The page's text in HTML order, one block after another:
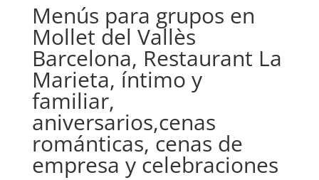
Menús para grupos en
Mollet del Vallès
Barcelona, Restaurant La
Marieta, íntimo y
familiar,
aniversarios,cenas
románticas, cenas de
empresa y celebraciones